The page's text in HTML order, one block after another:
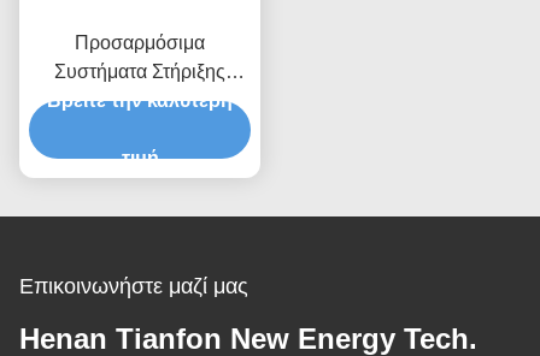
Προσαρμόσιμα
Συστήματα Στήριξης
Ηλιακών Πάνελ σε Στέγη
Αντοχή σε Πίεση Ανέμου
Αντιδιαβρωτικές
Γαλβανισμένες Λύσεις
Βρείτε την καλύτερη
τιμή
Επικοινωνήστε μαζί μας
Henan Tianfon New Energy Tech.